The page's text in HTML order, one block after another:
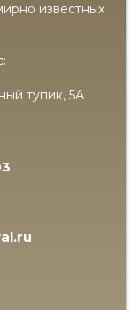
известных
тупик, 5А